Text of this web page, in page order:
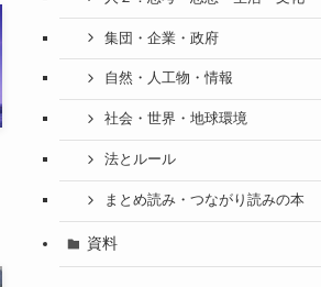
集団・企業・政府
自然・人工物・情報
社会・世界・地球環境
法とルール
まとめ読み・つながり読みの本
資料